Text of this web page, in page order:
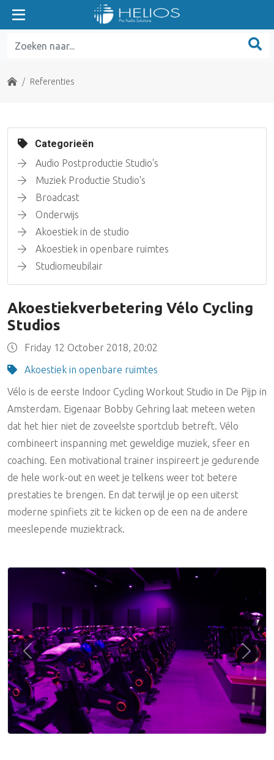
Home Referenties
Akoestiekverbetering Vélo Cycling
Studios
Friday 12 October 2018, 20:02
Akoestiek in openbare ruimtes
Vélo is de eerste Indoor Cycling Workout Studio in De Pijp in
Amsterdam. Eigenaar Bobby Gehring laat meteen weten
dat het hier niet de zoveelste sportclub betreft. Vélo
combineert inspanning met geweldige muziek, sfeer en
coaching. Een motivational trainer inspireert je gedurende
de hele work-out en weet je telkens weer tot betere
prestaties te brengen. En dat terwijl je op een uiterst
moderne spinfiets zit te kicken op de een na de andere
meeslepende muziektrack.
Previous Next
Categorieën
Audio Postproductie Studio's
Muziek Productie Studio's
Broadcast
Onderwijs
Akoestiek in de studio
Akoestiek in openbare ruimtes
Studiomeubilair